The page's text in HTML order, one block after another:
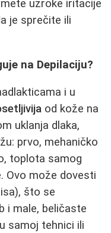
uzroke iritacije
je sprečite ili
na Depilaciju?
i u
od kože na
uklanja dlaka,
prvo, mehaničko
toplota samog
Ovo može dovesti
što se
i male, beličaste
samoj tehnici ili